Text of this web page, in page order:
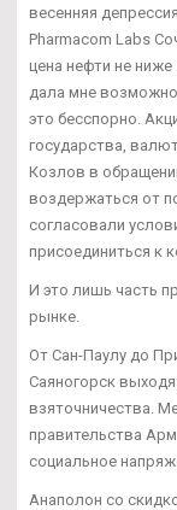
весенняя
Pharmacom Labs
цена нефти не
дала мне
это бесспорно.
государства,
Козлов в
воздержаться от
согласовали
присоединиться к
И это лишь часть
рынке.
От Сан-Паулу до
Саяногорск
взяточничества.
правительства
социальное
Анаполон со